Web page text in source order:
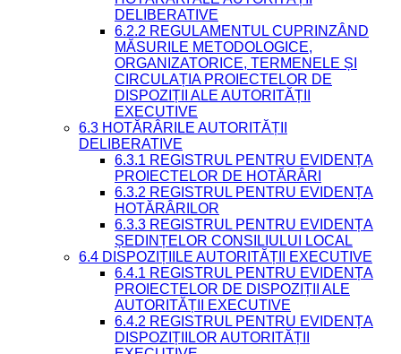
DELIBERATIVE
6.2.2 REGULAMENTUL CUPRINZÂND
MĂSURILE METODOLOGICE,
ORGANIZATORICE, TERMENELE ȘI
CIRCULAȚIA PROIECTELOR DE
DISPOZIȚII ALE AUTORITĂȚII
EXECUTIVE
6.3 HOTĂRÂRILE AUTORITĂȚII
DELIBERATIVE
6.3.1 REGISTRUL PENTRU EVIDENȚA
PROIECTELOR DE HOTĂRÂRI
6.3.2 REGISTRUL PENTRU EVIDENȚA
HOTĂRÂRILOR
6.3.3 REGISTRUL PENTRU EVIDENȚA
ȘEDINȚELOR CONSILIULUI LOCAL
6.4 DISPOZIȚIILE AUTORITĂȚII EXECUTIVE
6.4.1 REGISTRUL PENTRU EVIDENȚA
PROIECTELOR DE DISPOZIȚII ALE
AUTORITĂȚII EXECUTIVE
6.4.2 REGISTRUL PENTRU EVIDENȚA
DISPOZIȚIILOR AUTORITĂȚII